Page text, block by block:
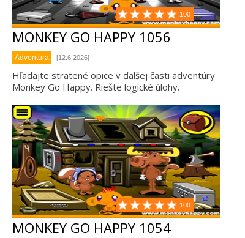
100
MONKEY GO HAPPY 1056
Adventúra [12.6.2026]
Hľadajte stratené opice v ďalšej časti adventúry
Monkey Go Happy. Riešte logické úlohy.
100
MONKEY GO HAPPY 1054